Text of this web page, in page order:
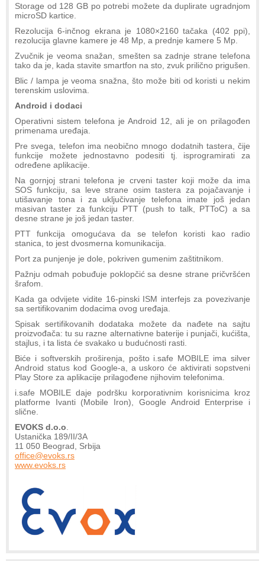
Storage od 128 GB po potrebi možete da duplirate ugradnjom
microSD kartice.
Rezolucija 6-inčnog ekrana je 1080×2160 tačaka (402 ppi),
rezolucija glavne kamere je 48 Mp, a prednje kamere 5 Mp.
Zvučnik je veoma snažan, smešten sa zadnje strane telefona
tako da je, kada stavite smartfon na sto, zvuk prilično prigušen.
Blic / lampa je veoma snažna, što može biti od koristi u nekim
terenskim uslovima.
Android i dodaci
Operativni sistem telefona je Android 12, ali je on prilagođen
primenama uređaja.
Pre svega, telefon ima neobično mnogo dodatnih tastera, čije
funkcije možete jednostavno podesiti tj. isprogramirati za
određene aplikacije.
Na gornjoj strani telefona je crveni taster koji može da ima
SOS funkciju, sa leve strane osim tastera za pojačavanje i
utišavanje tona i za uključivanje telefona imate još jedan
masivan taster za funkciju PTT (push to talk, PTToC) a sa
desne strane je još jedan taster.
PTT funkcija omogućava da se telefon koristi kao radio
stanica, to jest dvosmerna komunikacija.
Port za punjenje je dole, pokriven gumenim zaštitnikom.
Pažnju odmah pobuđuje poklopčić sa desne strane pričvršćen
šrafom.
Kada ga odvijete vidite 16-pinski ISM interfejs za povezivanje
sa sertifikovanim dodacima ovog uređaja.
Spisak sertifikovanih dodataka možete da nađete na sajtu
proizvođača: tu su razne alternativne baterije i punjači, kućišta,
stajlus, i ta lista će svakako u budućnosti rasti.
Biće i softverskih proširenja, pošto i.safe MOBILE ima silver
Android status kod Google-a, a uskoro će aktivirati sopstveni
Play Store za aplikacije prilagođene njihovim telefonima.
i.safe MOBILE daje podršku korporativnim korisnicima kroz
platforme Ivanti (Mobile Iron), Google Android Enterprise i
slične.
EVOKS d.o.o
Ustanička 189/II/3A
11 050 Beograd, Srbija
office@evoks.rs
www.evoks.rs